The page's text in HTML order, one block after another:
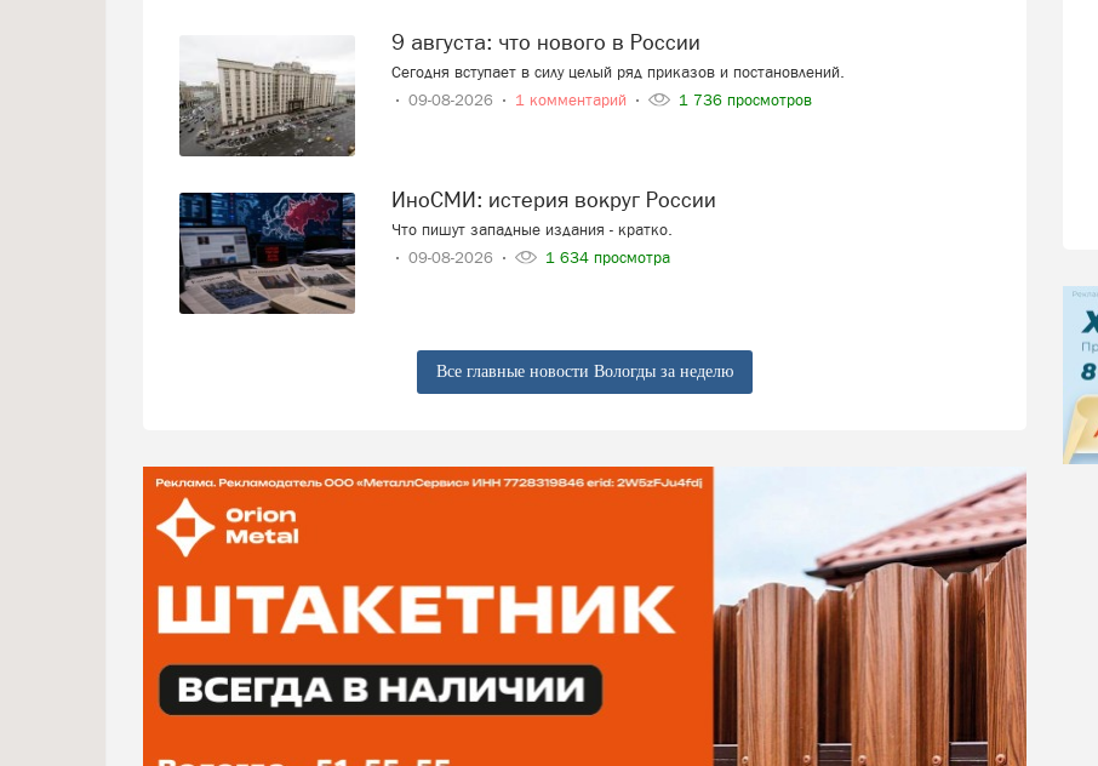
9 августа: что нового в России
Сегодня вступает в силу целый ряд приказов и постановлений.
09-08-2026
1 комментарий 1 736 просмотров
ИноСМИ: истерия вокруг России
Что пишут западные издания - кратко.
09-08-2026
1 634 просмотра
Все главные новости Вологды за неделю